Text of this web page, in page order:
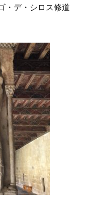
・デ・シロス修道